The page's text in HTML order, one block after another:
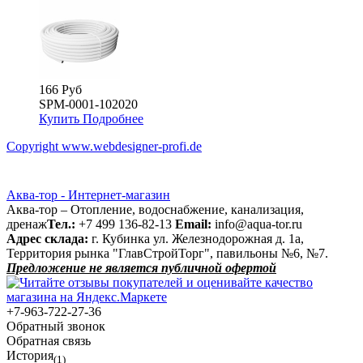
166 Руб
SPM-0001-102020
Купить Подробнее
Copyright www.webdesigner-profi.de
Аква-тор - Интернет-магазин
Аква-тор – Отопление, водоснабжение, канализация,
дренажТел.: +7 499 136-82-13 Email: info@aqua-tor.ru
Адрес склада: г. Кубинка ул. Железнодорожная д. 1а,
Территория рынка "ГлавСтройТорг", павильоны №6, №7.
Предложение не является публичной офертой
+7-963-722-27-36
Обратный звонок
Обратная связь
История(1)